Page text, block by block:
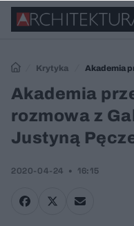
Krytyka
Akademia
Justyną Pęczek
Akademia
rozmowa z
Justyną
2020-04-24 16:15